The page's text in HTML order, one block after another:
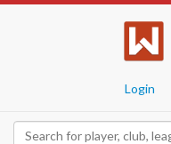
Login